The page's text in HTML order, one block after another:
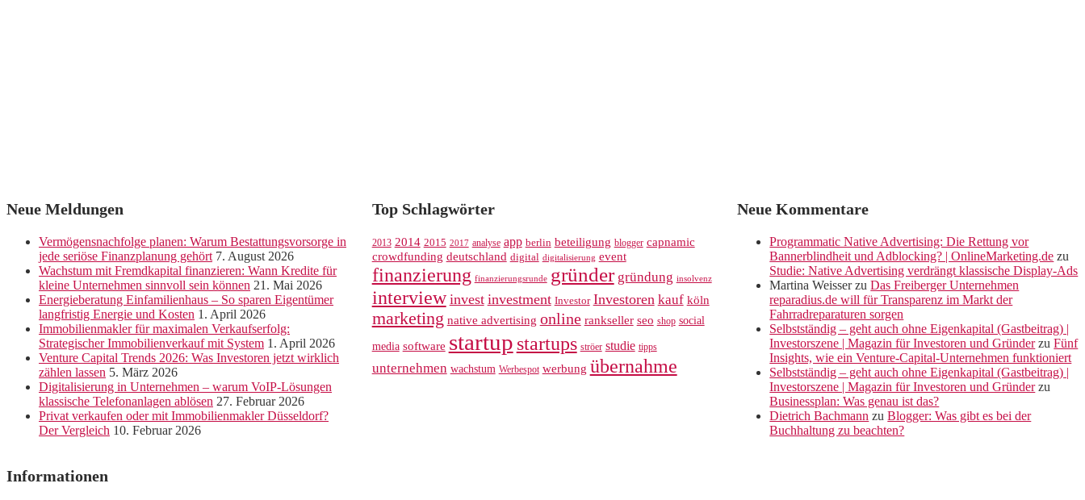
Neue Meldungen
Vermögensnachfolge planen: Warum Bestattungsvorsorge in
jede seriöse Finanzplanung gehört 7. August 2026
Wachstum mit Fremdkapital finanzieren: Wann Kredite für
kleine Unternehmen sinnvoll sein können 21. Mai 2026
Energieberatung Einfamilienhaus – So sparen Eigentümer
langfristig Energie und Kosten 1. April 2026
Immobilienmakler für maximalen Verkaufserfolg:
Strategischer Immobilienverkauf mit System 1. April 2026
Venture Capital Trends 2026: Was Investoren jetzt wirklich
zählen lassen 5. März 2026
Digitalisierung in Unternehmen – warum VoIP-Lösungen
klassische Telefonanlagen ablösen 27. Februar 2026
Privat verkaufen oder mit Immobilienmakler Düsseldorf?
Der Vergleich 10. Februar 2026
Top Schlagwörter
2013 2014 2015 2017 analyse app berlin beteiligung blogger capnamic
crowdfunding deutschland digital digitalisierung event
finanzierung finanzierungsrunde gründer gründung insolvenz
interview invest investment Investor Investoren kauf köln
marketing native advertising online rankseller seo shop social
media software startup startups ströer studie tipps
unternehmen wachstum Werbespot werbung übernahme
Neue Kommentare
Programmatic Native Advertising: Die Rettung vor
Bannerblindheit und Adblocking? | OnlineMarketing.de zu
Studie: Native Advertising verdrängt klassische Display-Ads
Martina WeisserzuDas Freiberger Unternehmen
reparadius.de will für Transparenz im Markt der
Fahrradreparaturen sorgen
Selbstständig – geht auch ohne Eigenkapital (Gastbeitrag) |
Investorszene | Magazin für Investoren und GründerzuFünf
Insights, wie ein Venture-Capital-Unternehmen funktioniert
Selbstständig – geht auch ohne Eigenkapital (Gastbeitrag) |
Investorszene | Magazin für Investoren und Gründerzu
Businessplan: Was genau ist das?
Dietrich Bachmann zuBlogger: Was gibt es bei der
Buchhaltung zu beachten?
Informationen